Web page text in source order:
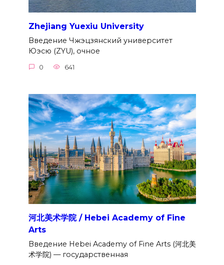
Zhejiang Yuexiu University
Введение Чжэцзянский университет
Юэсю (ZYU), очное
0 641
河北美术学院 / Hebei Academy of Fine
Arts
Введение Hebei Academy of Fine Arts (河北美
术学院) — государственная